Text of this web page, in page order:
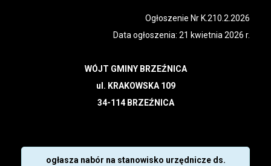
Ogłoszenie Nr K.210.2.2026
Data ogłoszenia: 21 kwietnia 2026 r.
WÓJT GMINY BRZEŹNICA
ul. KRAKOWSKA 109
34-114 BRZEŹNICA
ogłasza nabór na stanowisko urzędnicze ds.